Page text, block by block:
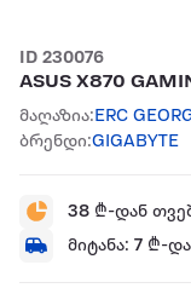
ID 230076
ASUS X870
მაღაზია:ERC
ბრენდი:GIGABYTE
38 ₾-დან
მიტანა: 7 ₾-